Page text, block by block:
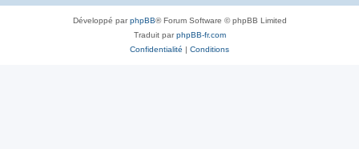
Développé parphpBB® Forum Software © phpBB Limited
Traduit parphpBB-fr.com
Confidentialité | Conditions